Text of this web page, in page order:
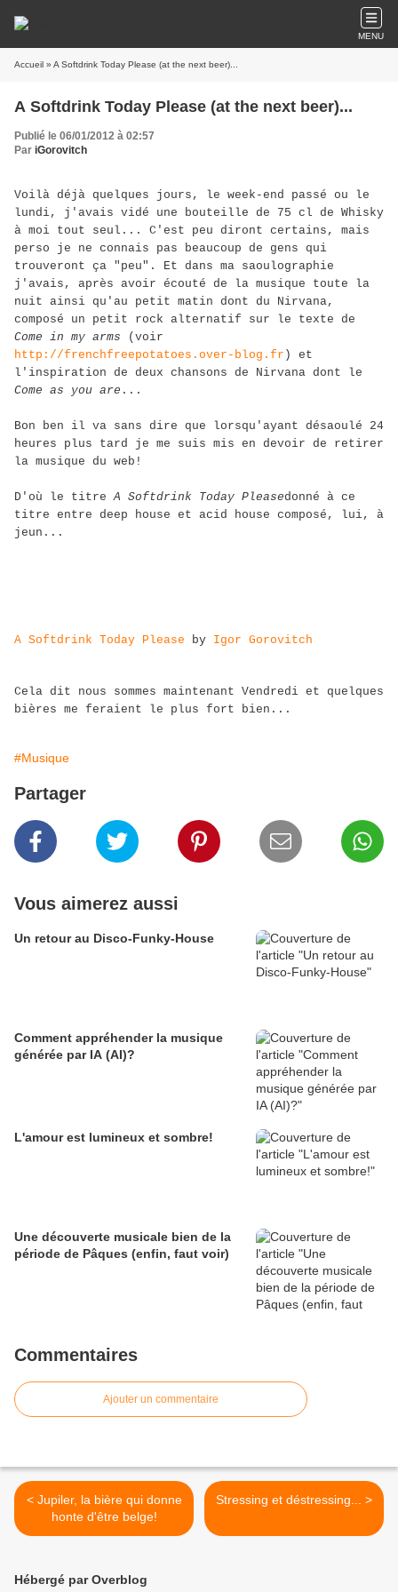
MENU
Accueil » A Softdrink Today Please (at the next beer)...
A Softdrink Today Please (at the next beer)...
Publié le 06/01/2012 à 02:57
Par iGorovitch
Voilà déjà quelques jours, le week-end passé ou le
lundi, j'avais vidé une bouteille de 75 cl de Whisky
à moi tout seul... C'est peu diront certains, mais
perso je ne connais pas beaucoup de gens qui
trouveront ça "peu". Et dans ma saoulographie
j'avais, après avoir écouté de la musique toute la
nuit ainsi qu'au petit matin dont du Nirvana,
composé un petit rock alternatif sur le texte de
Come in my arms (voir
http://frenchfreepotatoes.over-blog.fr ) et
l'inspiration de deux chansons de Nirvana dont le
Come as you are ...
Bon ben il va sans dire que lorsqu'ayant désaoulé 24
heures plus tard je me suis mis en devoir de retirer
la musique du web!
D'où le titreA Softdrink Today Pleasedonné à ce
titre entre deep house et acid house composé, lui, à
jeun...
A Softdrink Today Please by Igor Gorovitch
Cela dit nous sommes maintenant Vendredi et quelques
bières me feraient le plus fort bien...
#Musique
Partager
Vous aimerez aussi
Un retour au Disco-Funky-House
Comment appréhender la musique
générée par IA (AI)?
L'amour est lumineux et sombre!
Une découverte musicale bien de la
période de Pâques (enfin, faut voir)
Commentaires
Ajouter un commentaire
< Jupiler, la bière qui donne
honte d'être belge!
Stressing et déstressing... >
Hébergé par Overblog